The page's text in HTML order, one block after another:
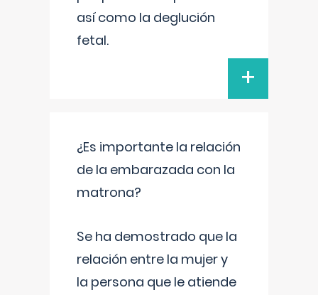
así como la deglución
fetal.
+
¿Es importante la relación
de la embarazada con la
matrona?
Se ha demostrado que la
relación entre la mujer y
la persona que le atiende